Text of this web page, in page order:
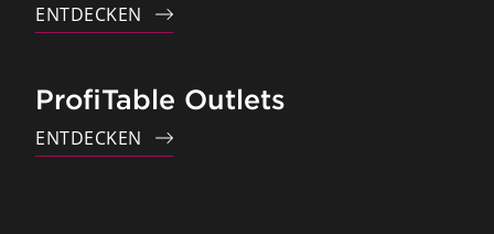
ENTDECKEN
ProfiTable Outlets
ENTDECKEN